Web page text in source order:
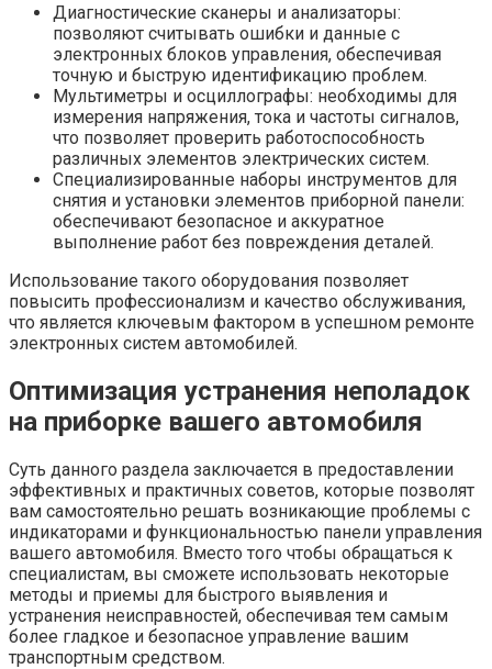
Диагностические сканеры и анализаторы:
позволяют считывать ошибки и данные с
электронных блоков управления, обеспечивая
точную и быструю идентификацию проблем.
Мультиметры и осциллографы: необходимы для
измерения напряжения, тока и частоты сигналов,
что позволяет проверить работоспособность
различных элементов электрических систем.
Специализированные наборы инструментов для
снятия и установки элементов приборной панели:
обеспечивают безопасное и аккуратное
выполнение работ без повреждения деталей.
Использование такого оборудования позволяет
повысить профессионализм и качество обслуживания,
что является ключевым фактором в успешном ремонте
электронных систем автомобилей.
Оптимизация устранения неполадок
на приборке вашего автомобиля
Суть данного раздела заключается в предоставлении
эффективных и практичных советов, которые позволят
вам самостоятельно решать возникающие проблемы с
индикаторами и функциональностью панели управления
вашего автомобиля. Вместо того чтобы обращаться к
специалистам, вы сможете использовать некоторые
методы и приемы для быстрого выявления и
устранения неисправностей, обеспечивая тем самым
более гладкое и безопасное управление вашим
транспортным средством.